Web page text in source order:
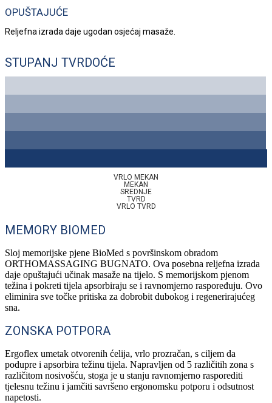
OPUŠTAJUĆE
Reljefna izrada daje ugodan osjećaj masaže.
STUPANJ TVRDOĆE
VRLO MEKAN
MEKAN
SREDNJE
TVRD
VRLO TVRD
MEMORY BIOMED
Sloj memorijske pjene BioMed s površinskom obradom
ORTHOMASSAGING BUGNATO. Ova posebna reljefna izrada
daje opuštajući učinak masaže na tijelo. S memorijskom pjenom
težina i pokreti tijela apsorbiraju se i ravnomjerno raspoređuju. Ovo
eliminira sve točke pritiska za dobrobit dubokog i regenerirajućeg
sna.
ZONSKA POTPORA
Ergoflex umetak otvorenih ćelija, vrlo prozračan, s ciljem da
podupre i apsorbira težinu tijela. Napravljen od 5 različitih zona s
različitom nosivošću, stoga je u stanju ravnomjerno rasporediti
tjelesnu težinu i jamčiti savršeno ergonomsku potporu i odsutnost
napetosti.